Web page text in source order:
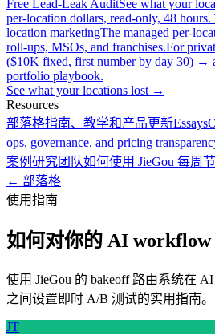
Free Lead-Leak AuditSee what your
per-location dollars, read-only, 48
location marketingThe managed per-
roll-ups, MSOs, and franchises.For
($10K fixed, first number by day 30) →
portfolio playbook.
See what your locations lost →
Resources
部落格指南、教学和产品更新Essays
ops, governance, and pricing
案例研究团队如何使用 JieGou 每周
← 部落格
使用指南
如何对你的 AI
使用 JieGou 的 bakeoff 路由系统在
之间设置即时 A/B 测试的实用指南。
JT